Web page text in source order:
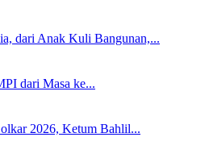
dari Anak Kuli Bangunan,...
dari Masa ke...
2026, Ketum Bahlil...